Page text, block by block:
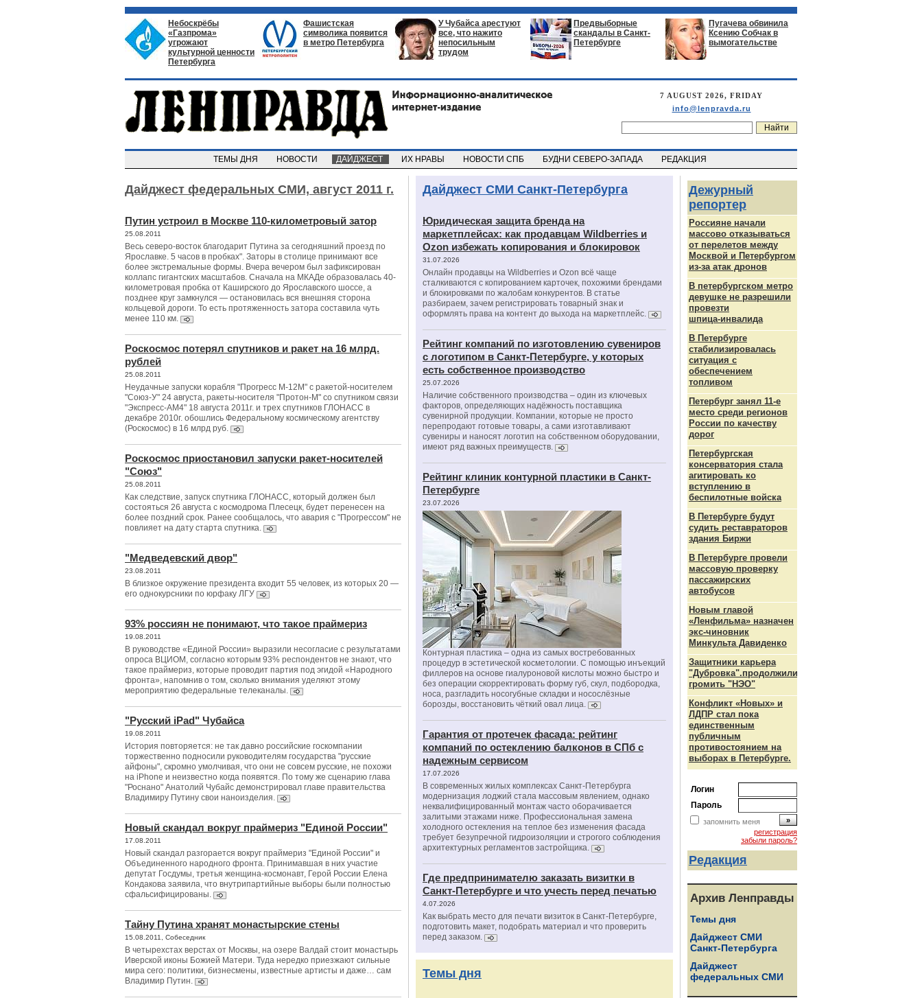
Небоскрёбы
«Газпрома»
угрожают
культурной ценности
Петербурга
Фашистская
символика появится
в метро Петербурга
У Чубайса арестуют
все, что нажито
непосильным
трудом
Предвыборные
скандалы в Санкт-
Петербурге
Пугачева обвинила
Ксению Собчак в
вымогательстве
7 AUGUST 2026, FRIDAY
info@lenpravda.ru
ТЕМЫ ДНЯ НОВОСТИ ДАЙДЖЕСТ ИХ НРАВЫ НОВОСТИ СПБ БУДНИ СЕВЕРО-ЗАПАДА РЕДАКЦИЯ
Дайджест федеральных СМИ, август 2011 г.
Путин устроил в Москве 110-километровый затор
25.08.2011
Весь северо-восток благодарит Путина за сегодняшний проезд по
Ярославке. 5 часов в пробках". Заторы в столице принимают все
более экстремальные формы. Вчера вечером был зафиксирован
коллапс гигантских масштабов. Сначала на МКАДе образовалась 40-
километровая пробка от Каширского до Ярославского шоссе, а
позднее круг замкнулся — остановилась вся внешняя сторона
кольцевой дороги. То есть протяженность затора составила чуть
менее 110 км.
Роскосмос потерял спутников и ракет на 16 млрд.
рублей
25.08.2011
Неудачные запуски корабля "Прогресс М-12М" с ракетой-носителем
"Союз-У" 24 августа, ракеты-носителя "Протон-М" со спутником связи
"Экспресс-АМ4" 18 августа 2011г. и трех спутников ГЛОНАСС в
декабре 2010г. обошлись Федеральному космическому агентству
(Роскосмос) в 16 млрд руб.
Роскосмос приостановил запуски ракет-носителей
"Союз"
25.08.2011
Как следствие, запуск спутника ГЛОНАСС, который должен был
состояться 26 августа с космодрома Плесецк, будет перенесен на
более поздний срок. Ранее сообщалось, что авария с "Прогрессом" не
повлияет на дату старта спутника.
"Медведевский двор"
23.08.2011
В близкое окружение президента входит 55 человек, из которых 20 —
его однокурсники по юрфаку ЛГУ
93% россиян не понимают, что такое праймериз
19.08.2011
В руководстве «Единой России» выразили несогласие с результатами
опроса ВЦИОМ, согласно которым 93% респондентов не знают, что
такое праймериз, которые проводит партия под эгидой «Народного
фронта», напомнив о том, сколько внимания уделяют этому
мероприятию федеральные телеканалы.
"Русский iPad" Чубайса
19.08.2011
История повторяется: не так давно российские госкомпании
торжественно подносили руководителям государства "русские
айфоны", скромно умолчивая, что они не совсем русские, не похожи
на iPhone и неизвестно когда появятся. По тому же сценарию глава
"Роснано" Анатолий Чубайс демонстрировал главе правительства
Владимиру Путину свои наноизделия.
Новый скандал вокруг праймериз "Единой России"
17.08.2011
Новый скандал разгорается вокруг праймериз "Единой России" и
Объединенного народного фронта. Принимавшая в них участие
депутат Госдумы, третья женщина-космонавт, Герой России Елена
Кондакова заявила, что внутрипартийные выборы были полностью
сфальсифицированы.
Тайну Путина хранят монастырские стены
15.08.2011, Собеседник
В четырехстах верстах от Москвы, на озере Валдай стоит монастырь
Иверской иконы Божией Матери. Туда нередко приезжают сильные
мира сего: политики, бизнесмены, известные артисты и даже… сам
Владимир Путин.
Дайджест СМИ Санкт-Петербурга
Юридическая защита бренда на
маркетплейсах: как продавцам Wildberries и
Ozon избежать копирования и блокировок
31.07.2026
Онлайн продавцы на Wildberries и Ozon всё чаще
сталкиваются с копированием карточек, похожими брендами
и блокировками по жалобам конкурентов. В статье
разбираем, зачем регистрировать товарный знак и
оформлять права на контент до выхода на маркетплейс.
Рейтинг компаний по изготовлению сувениров
с логотипом в Санкт-Петербурге, у которых
есть собственное производство
25.07.2026
Наличие собственного производства – один из ключевых
факторов, определяющих надёжность поставщика
сувенирной продукции. Компании, которые не просто
перепродают готовые товары, а сами изготавливают
сувениры и наносят логотип на собственном оборудовании,
имеют ряд важных преимуществ.
Рейтинг клиник контурной пластики в Санкт-
Петербурге
23.07.2026
Контурная пластика – одна из самых востребованных
процедур в эстетической косметологии. С помощью инъекций
филлеров на основе гиалуроновой кислоты можно быстро и
без операции скорректировать форму губ, скул, подбородка,
носа, разгладить носогубные складки и носослёзные
борозды, восстановить чёткий овал лица.
Гарантия от протечек фасада: рейтинг
компаний по остеклению балконов в СПб с
надежным сервисом
17.07.2026
В современных жилых комплексах Санкт-Петербурга
модернизация лоджий стала массовым явлением, однако
неквалифицированный монтаж часто оборачивается
залитыми этажами ниже. Профессиональная замена
холодного остекления на теплое без изменения фасада
требует безупречной гидроизоляции и строгого соблюдения
архитектурных регламентов застройщика.
Где предпринимателю заказать визитки в
Санкт-Петербурге и что учесть перед печатью
4.07.2026
Как выбрать место для печати визиток в Санкт-Петербурге,
подготовить макет, подобрать материал и что проверить
перед заказом.
Темы дня
Дежурный
репортер
Россияне начали
массово отказываться
от перелетов между
Москвой и Петербургом
из-за атак дронов
В петербургском метро
девушке не разрешили
провезти
шпица‑инвалида
В Петербурге
стабилизировалась
ситуация с
обеспечением
топливом
Петербург занял 11-е
место среди регионов
России по качеству
дорог
Петербургская
консерватория стала
агитировать ко
вступлению в
беспилотные войска
В Петербурге будут
судить реставраторов
здания Биржи
В Петербурге провели
массовую проверку
пассажирских
автобусов
Новым главой
«Ленфильма» назначен
экс-чиновник
Минкульта Давиденко
Защитники карьера
"Дубровка".продолжили
громить "НЭО"
Конфликт «Новых» и
ЛДПР стал пока
единственным
публичным
противостоянием на
выборах в Петербурге.
Логин
Пароль
запомнить меня
регистрация
забыли пароль?
Редакция
Архив Ленправды
Темы дня
Дайджест СМИ
Санкт-Петербурга
Дайджест
федеральных СМИ